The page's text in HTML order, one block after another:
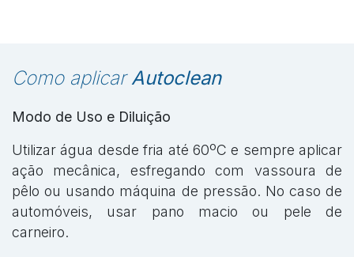
Como aplicarAutoclean
Modo de Uso e Diluição
Utilizar água desde fria até 60ºC e sempre aplicar
ação mecânica, esfregando com vassoura de
pêlo ou usando máquina de pressão. No caso de
automóveis, usar pano macio ou pele de
carneiro.